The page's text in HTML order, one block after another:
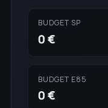
BUDGET SP
0 €
BUDGET E85
0 €